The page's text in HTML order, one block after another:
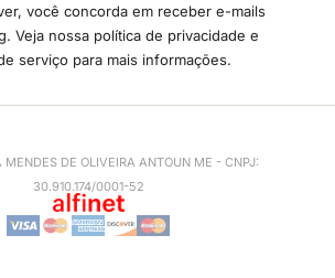
você concorda em receber e-mails
Veja nossa política de privacidade e
serviço para mais informações.
DE OLIVEIRA ANTOUN ME - CNPJ:
30.910.174/0001-52